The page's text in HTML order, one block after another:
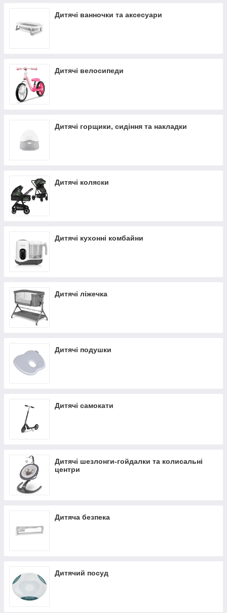
Дитячі ванночки та аксесуари
Дитячі велосипеди
Дитячі горщики, сидіння та накладки
Дитячі коляски
Дитячі кухонні комбайни
Дитячі ліжечка
Дитячі подушки
Дитячі самокати
Дитячі шезлонги-гойдалки та колисальні
центри
Дитяча безпека
Дитячий посуд